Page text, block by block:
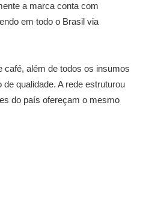
a marca conta com
em todo o Brasil via
café, além de todos os insumos
qualidade. A rede estruturou
do país ofereçam o mesmo